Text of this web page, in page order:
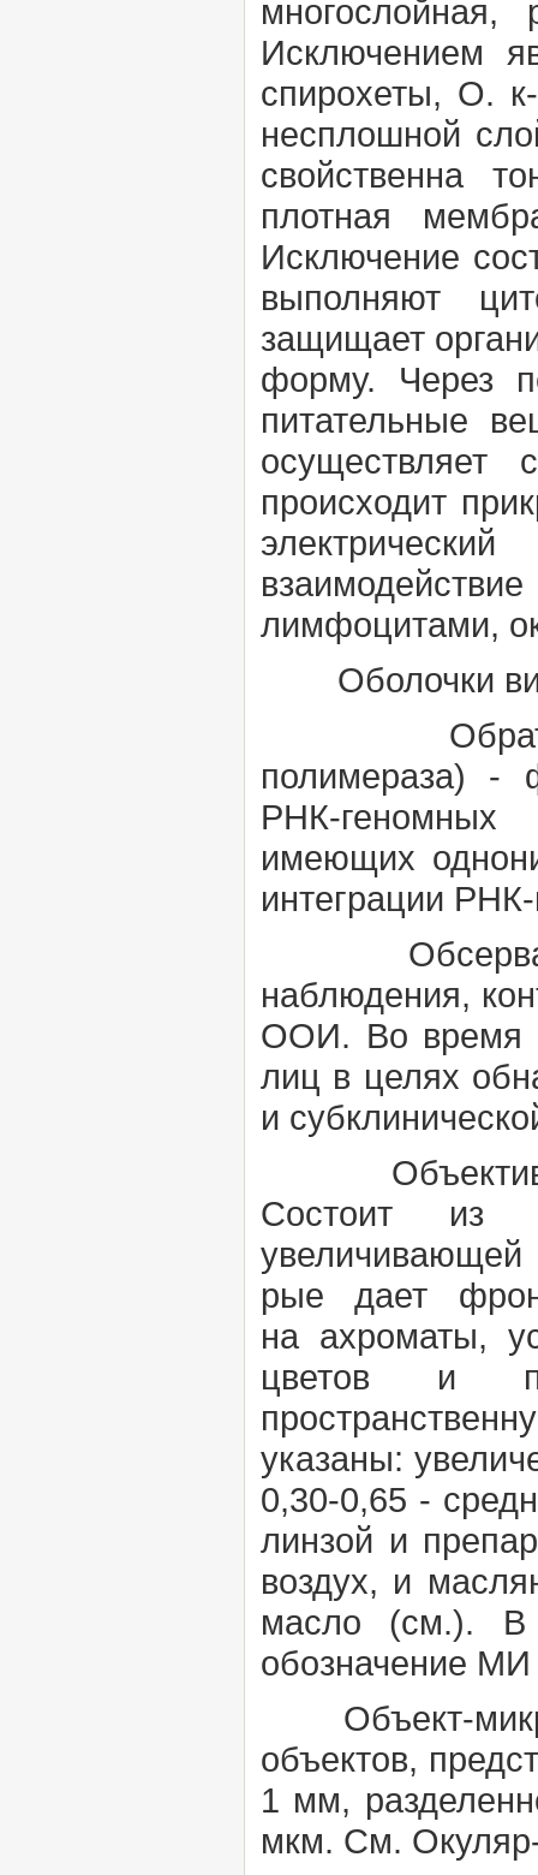
Исключением
спирохеты, О.
несплошной
свойственна
плотная
Исключение
выполняют
защищает
форму. Через
питательные
происходит
лимфоцитами,
Оболочки
Обратная
полимераза) -
РНК-геномных
имеющих
интеграции
наблюдения,
ООИ. Во время
лиц в целях
и
Состоит из
увеличивающей
рые дает
на ахроматы,
цветов и
указаны:
0,30-0,65 -
линзой и
воздух, и
масло (см.). В
обозначение
Объект-
объектов,
1 мм,
мкм. См.